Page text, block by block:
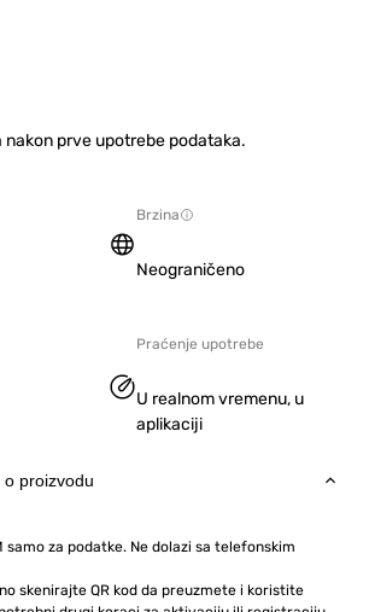
nakon prve upotrebe podataka.
Brzina
Neograničeno
Praćenje upotrebe
U realnom vremenu, u
aplikaciji
proizvodu
samo za podatke. Ne dolazi sa telefonskim
skenirajte QR kod da preuzmete i koristite